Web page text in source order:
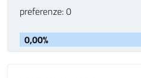
preferenze: 0
0,00%